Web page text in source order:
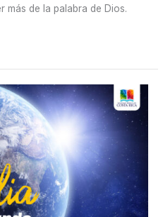
más de la palabra de Dios.